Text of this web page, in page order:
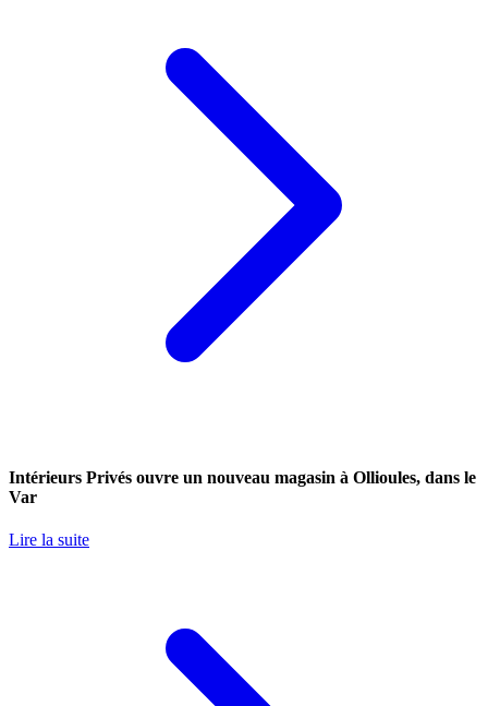
Intérieurs Privés ouvre un nouveau magasin à Ollioules, dans le
Var
Lire la suite